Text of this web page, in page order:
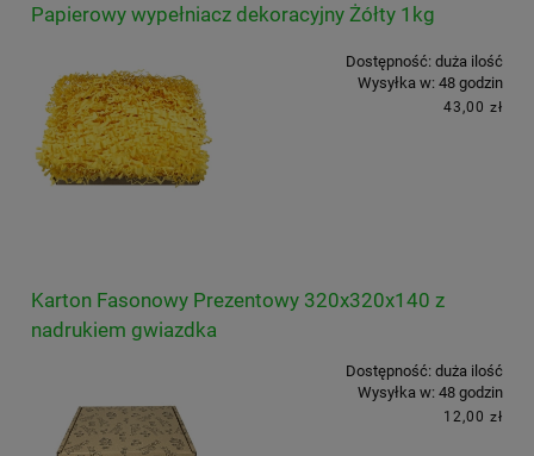
Papierowy wypełniacz dekoracyjny Żółty 1kg
Dostępność: duża ilość
Wysyłka w: 48 godzin
43,00 zł
Karton Fasonowy Prezentowy 320x320x140 z
nadrukiem gwiazdka
Dostępność: duża ilość
Wysyłka w: 48 godzin
12,00 zł